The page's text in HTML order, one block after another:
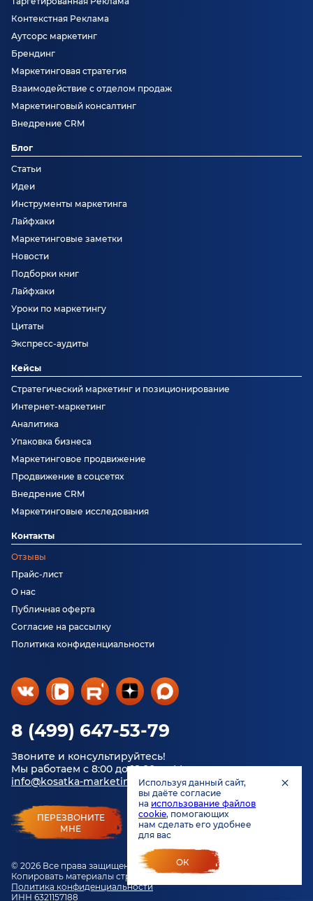
8 (499) 647-53-79
Звоните и консультируйтесь!
Мы работаем с 8:00 до 18:00 по Москве.
info@kosatka-marketing.ru
ПЕРЕЗВОНИТЕ
МНЕ
© 2026 Все права защищены.
Копировать материалы строго запрещено.
Политика конфиденциальности
ИНН 6321157188
Контекстная Реклама
Аутсорс маркетинг
Брендинг
Маркетинговая стратегия
Взаимодействие с отделом продаж
Маркетинговый консалтинг
Внедрение CRM
Блог
Статьи
Идеи
Инструменты маркетинга
Лайфхаки
Маркетинговые заметки
Новости
Подборки книг
Лайфхаки
Уроки по маркетингу
Цитаты
Экспресс-аудиты
Кейсы
Стратегический маркетинг и позиционирование
Интернет-маркетинг
Аналитика
Упаковка бизнеса
Маркетинговое продвижение
Продвижение в соцсетях
Внедрение CRM
Маркетинговые исследования
Контакты
Отзывы
Прайс-лист
О нас
Публичная оферта
Согласие на рассылку
Политика конфиденциальности
Используя данный сайт,
вы даёте согласие
на использование файлов
cookie, помогающих
нам сделать его удобнее
для вас
ОК